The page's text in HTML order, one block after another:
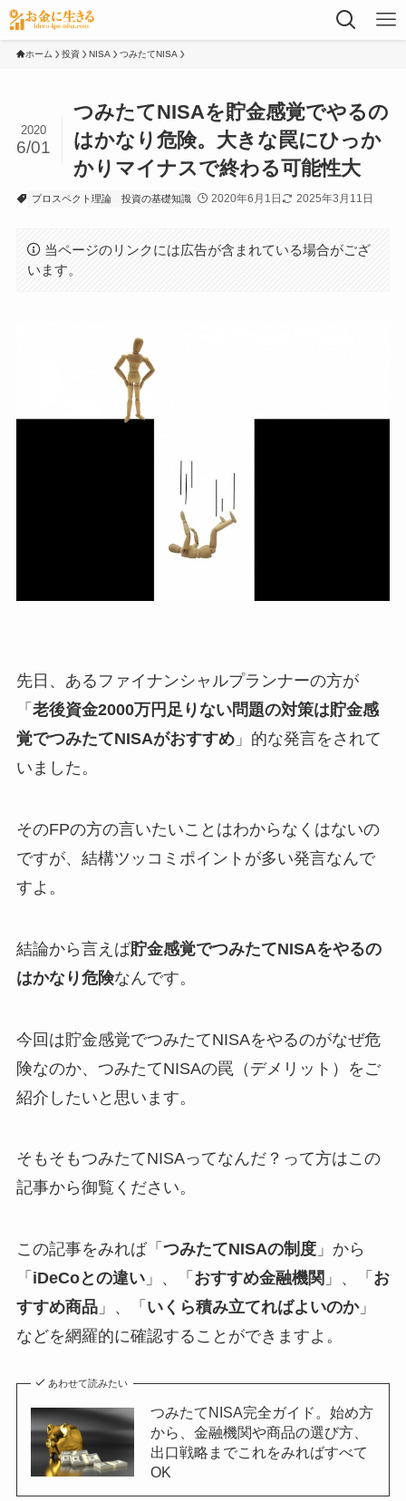
ホーム 投資 NISA つみたてNISA
つみたてNISAを貯金感覚でやるの
はかなり危険。大きな罠にひっか
かりマイナスで終わる可能性大
2020
6/01
プロスペクト理論 投資の基礎知識 2020年6月1日 2025年3月11日
当ページのリンクには広告が含まれている場合がござ
います。
先日、あるファイナンシャルプランナーの方が
「 老後資金2000万円足りない問題の対策は貯金感
覚でつみたてNISAがおすすめ」的な発言をされて
いました。
そのFPの方の言いたいことはわからなくはないの
ですが、結構ツッコミポイントが多い発言なんで
すよ。
結論から言えば貯金感覚でつみたてNISAをやるの
はかなり危険なんです。
今回は貯金感覚でつみたてNISAをやるのがなぜ危
険なのか、つみたてNISAの罠（デメリット）をご
紹介したいと思います。
そもそもつみたてNISAってなんだ？って方はこの
記事から御覧ください。
この記事をみれば「 つみたてNISAの制度」から
「 iDeCoとの違い」、「 おすすめ金融機関 」、「 お
すすめ商品」、「 いくら積み立てればよいのか」
などを網羅的に確認することができますよ。
あわせて読みたい
つみたてNISA完全ガイド。始め方
から、金融機関や商品の選び方、
出口戦略までこれをみればすべて
OK